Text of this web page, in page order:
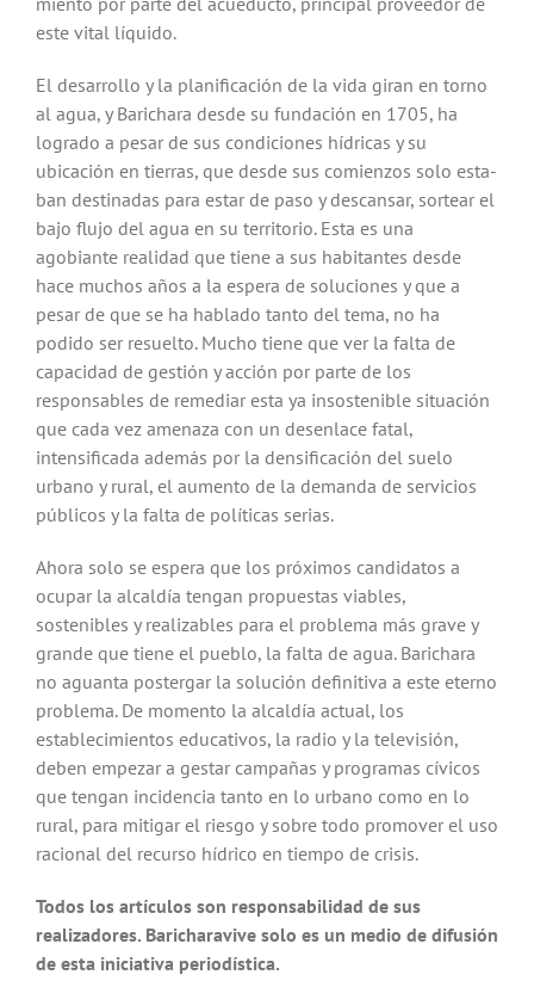
este vital líquido.
El desarrollo y la planificación de la vida giran en torno
al agua, y Barichara desde su fundación en 1705, ha
logrado a pesar de sus condicio­nes hídricas y su
ubicación en tierras, que desde sus comienzos solo esta­
ban destinadas para estar de paso y descansar, sortear el
bajo flujo del agua en su territorio. Esta es una
agobiante realidad que tiene a sus habitantes desde
hace muchos años a la espera de soluciones y que a
pesar de que se ha hablado tanto del tema, no ha
podido ser resuelto. Mucho tiene que ver la falta de
capacidad de gestión y acción por parte de los
responsables de reme­diar esta ya insostenible situación
que cada vez amenaza con un desenlace fatal,
intensificada además por la den­sificación del suelo
urbano y rural, el aumento de la demanda de servicios
públicos y la falta de políticas serias.
Ahora solo se espera que los próxi­mos candidatos a
ocupar la alcaldía tengan propuestas viables,
sostenibles y realizables para el problema más grave y
grande que tiene el pueblo, la falta de agua. Barichara
no aguanta postergar la solución definitiva a este eterno
pro­blema. De momento la alcaldía actual, los
establecimientos educativos, la radio y la televisión,
deben empezar a gestar campañas y programas cívicos
que tengan incidencia tanto en lo urbano como en lo
rural, para mitigar el riesgo y sobre todo promover el uso
racional del recurso hídrico en tiempo de crisis.
Todos los artículos son responsabilidad de sus
realizadores. Baricharavive solo es un medio de difusión
de esta iniciativa periodística.